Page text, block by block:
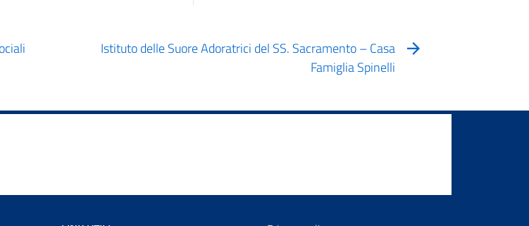
Istituto delle Suore Adoratrici del SS. Sacramento – Casa
Famiglia Spinelli